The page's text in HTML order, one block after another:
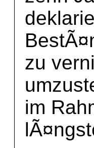
zu
im